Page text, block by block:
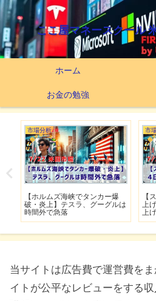
ここ屋マネースクール
ホーム
お金の勉強
市場分析
【ホルムズ海峡でタンカー爆
破・炎上】テスラ、グーグルは
時間外で急落
市
【
上
上
当サイトは広告費で運営費を
イトが公平なレビューをする